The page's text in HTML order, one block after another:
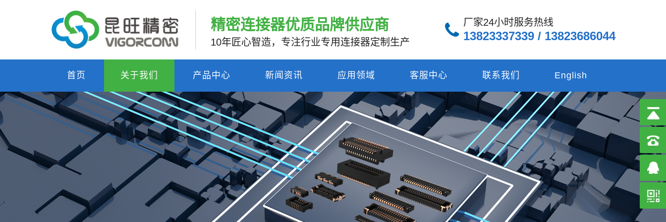
精密连接器优质品牌供应商
10年匠心智造，专注行业专用连接器定制生产
厂家24小时服务热线
13823337339 / 13823686044
首页 关于我们 产品中心 新闻资讯 应用领域 客服中心 联系我们 English